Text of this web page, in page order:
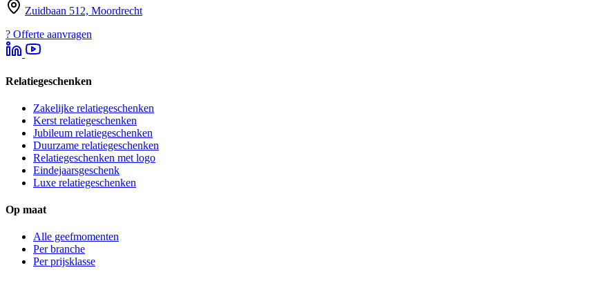
Zuidbaan 512, Moordrecht
? Offerte aanvragen
Relatiegeschenken
Zakelijke relatiegeschenken
Kerst relatiegeschenken
Jubileum relatiegeschenken
Duurzame relatiegeschenken
Relatiegeschenken met logo
Eindejaarsgeschenk
Luxe relatiegeschenken
Op maat
Alle geefmomenten
Per branche
Per prijsklasse